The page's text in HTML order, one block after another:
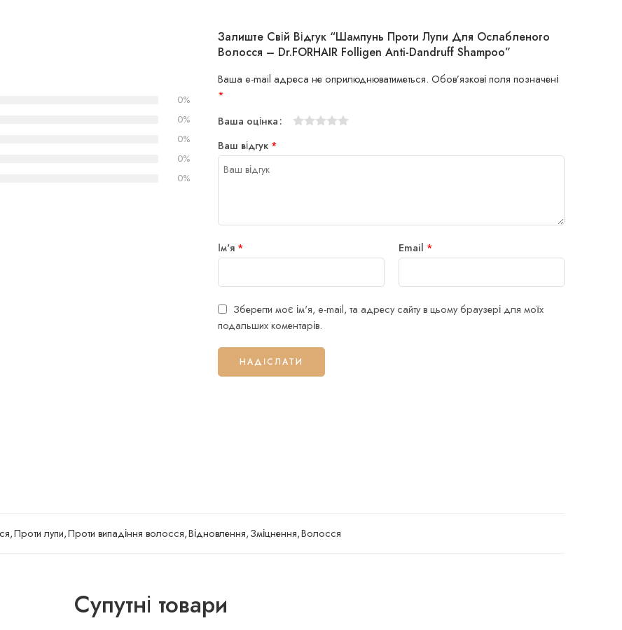
0%
0%
0%
0%
0%
Залиште Свій Відгук “Шампунь Проти Лупи Для Ослабленого
Волосся – Dr.FORHAIR Folligen Anti-Dandruff Shampoo”
Ваша e-mail адреса не оприлюднюватиметься. Обов’язкові поля позначені
*
Ваша оцінка
Ваш відгук *
Ім'я * Email *
Зберегти моє ім'я, e-mail, та адресу сайту в цьому браузері для моїх
подальших коментарів.
,Проти лупи,Проти випадіння волосся,Відновлення,Зміцнення,Волосся
Супутні товари